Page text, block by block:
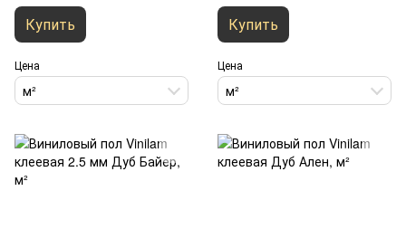
Купить
Цена
м²
Купить
Цена
м²